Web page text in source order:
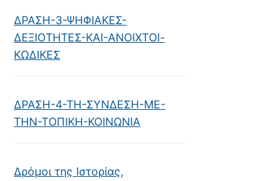
ΔΡΑΣΗ-3-ΨΗΦΙΑΚΕΣ-
ΔΕΞΙΟΤΗΤΕΣ-ΚΑΙ-ΑΝΟΙΧΤΟΙ-
ΚΩΔΙΚΕΣ
ΔΡΑΣΗ-4-ΤΗ-ΣΥΝΔΕΣΗ-ΜΕ-
ΤΗΝ-ΤΟΠΙΚΗ-ΚΟΙΝΩΝΙΑ
Δρόμοι της Ιστορίας,